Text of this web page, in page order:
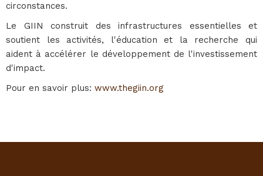
circonstances.
Le GIIN construit des infrastructures essentielles et
soutient les activités, l'éducation et la recherche qui
aident à accélérer le développement de l'investissement
d'impact.
Pour en savoir plus: www.thegiin.org